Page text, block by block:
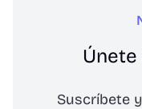
Únete
Suscríbete